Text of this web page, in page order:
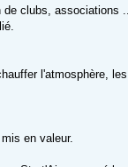
clubs,
l'atmosphère,
en valeur.